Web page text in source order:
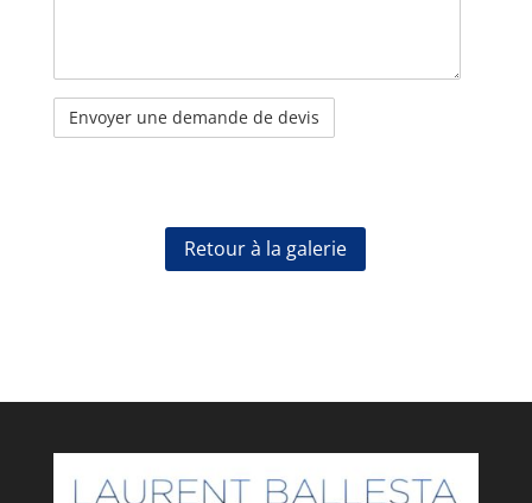
Retour à la galerie